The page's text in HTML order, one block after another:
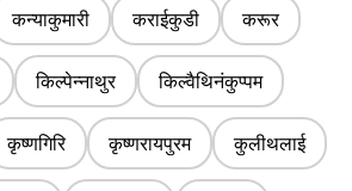
कन्याकुमारी कराईकुडी करूर
किल्पेन्नाथुर किल्वैथिनंकुप्पम
कृष्णगिरि कृष्णरायपुरम कुलीथलाई